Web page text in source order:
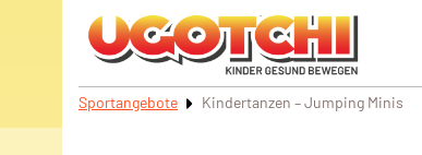
Sportangebote Kindertanzen – Jumping Minis